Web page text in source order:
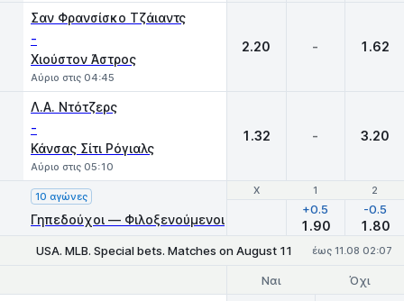
Σαν Φρανσίσκο Τζάιαντς
-
Χιούστον Άστρος
Αύριο στις 04:45
2.20 - 1.62
Λ.Α. Ντότζερς
-
Κάνσας Σίτι Ρόγιαλς
Αύριο στις 05:10
1.32 - 3.20
Χ 1 2
10 αγώνες
Γηπεδούχοι — Φιλοξενούμενοι
Χ 1 2
+0.5
1.90
-0.5
1.80
USA. MLB. Special bets. Matches on August 11 έως 11.08 02:07
Ναι Όχι